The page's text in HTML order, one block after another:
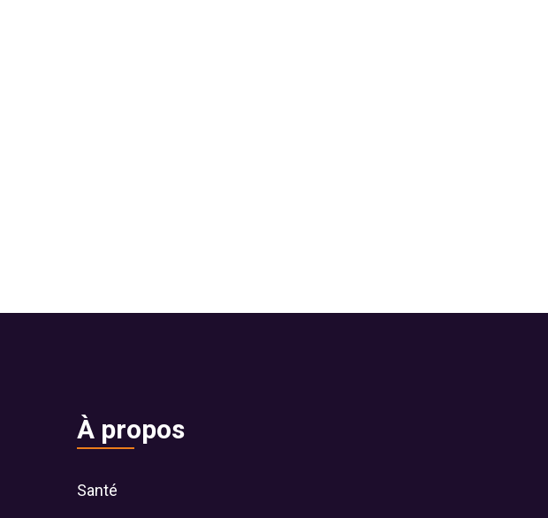
À propos
Santé